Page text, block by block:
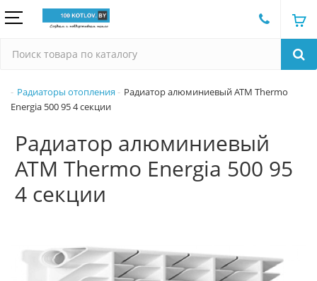
Радиаторы отопления
Радиатор алюминиевый ATM Thermo
Energia 500 95 4 секции
Радиатор алюминиевый
ATM Thermo Energia 500 95
4 секции